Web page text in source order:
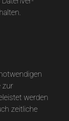
zur
werden
zeitliche